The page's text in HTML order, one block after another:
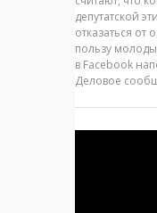
депутатской
отказаться от
пользу
в Facebook
Деловое